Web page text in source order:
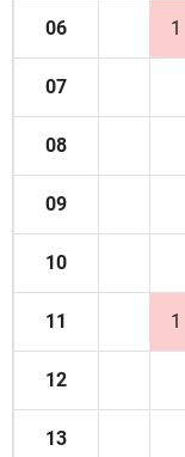
06 1
07
08
09
10
11 1
12
13